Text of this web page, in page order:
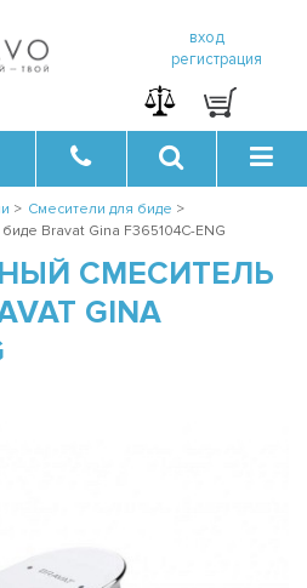
вход
регистрация
> Смесители для биде >
Bravat Gina F365104C-ENG
СМЕСИТЕЛЬ
GINA